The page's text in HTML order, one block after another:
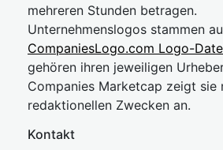
mehreren Stunden betragen.
Unternehmenslogos stammen
CompaniesLogo.com Logo-
gehören ihren jeweiligen
Companies Marketcap zeigt sie
redaktionellen Zwecken an.
Kontakt